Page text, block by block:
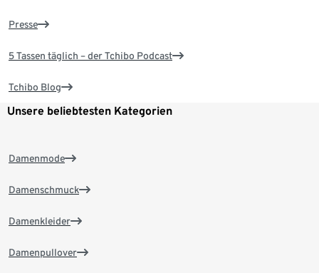
Presse
5 Tassen täglich – der Tchibo Podcast
Tchibo Blog
Unsere beliebtesten Kategorien
Damenmode
Damenschmuck
Damenkleider
Damenpullover